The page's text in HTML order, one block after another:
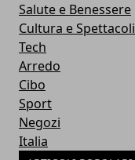
Salute e Benessere
Cultura e Spettacoli
Tech
Arredo
Cibo
Sport
Negozi
Italia